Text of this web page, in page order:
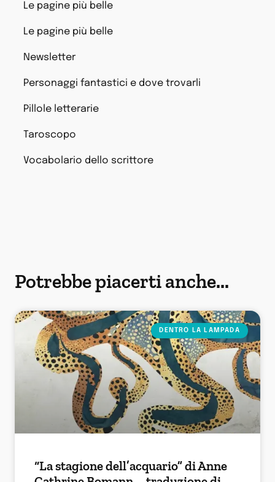
Le pagine più belle
Le pagine più belle
Newsletter
Personaggi fantastici e dove trovarli
Pillole letterarie
Taroscopo
Vocabolario dello scrittore
Potrebbe piacerti anche...
DENTRO LA LAMPADA
“La stagione dell’acquario” di Anne